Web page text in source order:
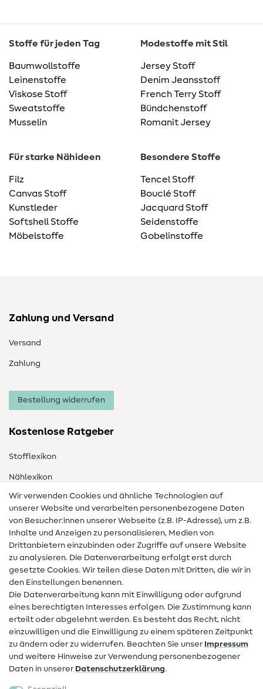
Stoffe für jeden Tag
Baumwollstoffe
Leinenstoffe
Viskose Stoff
Sweatstoffe
Musselin
Modestoffe mit Stil
Jersey Stoff
Denim Jeansstoff
French Terry Stoff
Bündchenstoff
Romanit Jersey
Für starke Nähideen
Filz
Canvas Stoff
Kunstleder
Softshell Stoffe
Möbelstoffe
Besondere Stoffe
Tencel Stoff
Bouclé Stoff
Jacquard Stoff
Seidenstoffe
Gobelinstoffe
Zahlung und Versand
Versand
Zahlung
Bestellung widerrufen
Kostenlose Ratgeber
Stofflexikon
Nählexikon
Nähanleitungen
Hilfe & Kontakt
Kontakt
Infos zum Betreiberwechsel
Widerrufsrecht
Beliebt
Stoffe
Wir verwenden Cookies und ähnliche Technologien auf
unserer Website und verarbeiten personenbezogene Daten
von Besucher:innen unserer Webseite (z.B. IP-Adresse), um z.B.
Inhalte und Anzeigen zu personalisieren, Medien von
Drittanbietern einzubinden oder Zugriffe auf unsere Website
zu analysieren. Die Datenverarbeitung erfolgt erst durch
gesetzte Cookies. Wir teilen diese Daten mit Dritten, die wir in
den Einstellungen benennen.
Die Datenverarbeitung kann mit Einwilligung oder aufgrund
eines berechtigten Interesses erfolgen. Die Zustimmung kann
erteilt oder abgelehnt werden. Es besteht das Recht, nicht
einzuwilligen und die Einwilligung zu einem späteren Zeitpunkt
zu ändern oder zu widerrufen. Beachten Sie unser Impressum
und weitere Hinweise zur Verwendung personenbezogener
Daten in unserer Daten­schutz­erklärung.